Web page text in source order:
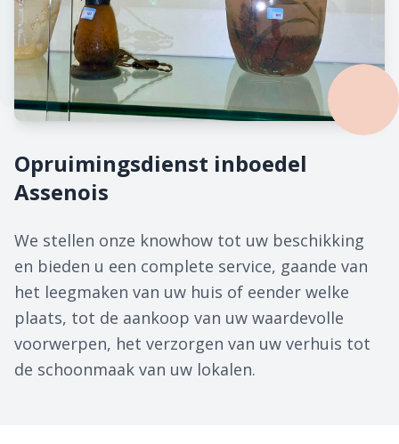
Opruimingsdienst inboedel
Assenois
We stellen onze knowhow tot uw beschikking
en bieden u een complete service, gaande van
het leegmaken van uw huis of eender welke
plaats, tot de aankoop van uw waardevolle
voorwerpen, het verzorgen van uw verhuis tot
de schoonmaak van uw lokalen.